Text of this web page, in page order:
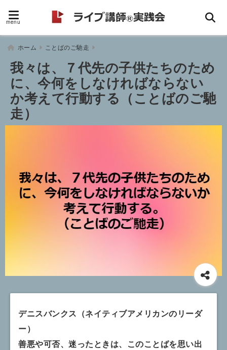
menu
ホーム ことばのご馳走
我々は、７代先の子供たちのため
に、今何をしなければならない
か考えて行動する（ことばのご馳
走）
デニスバンクス（ネイティブアメリカンのリーダ
ー）
善悪や可否、迷ったときは、このことばを思い出